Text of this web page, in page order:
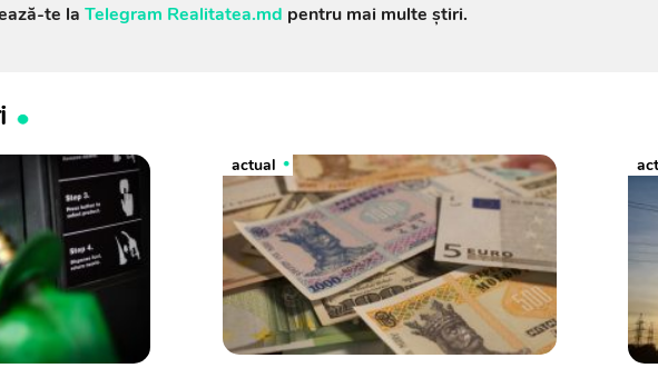
te la Telegram Realitatea.md pentru mai multe știri.
actual